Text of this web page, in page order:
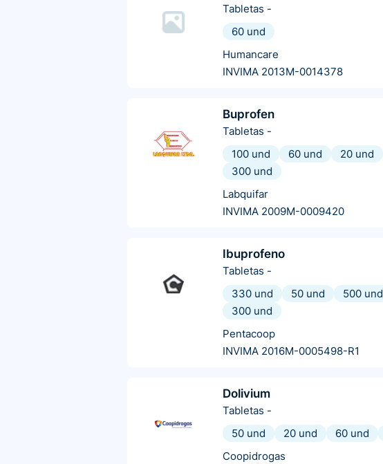
Tabletas -
60 und
Humancare
INVIMA 2013M-0014378
Buprofen
Tabletas -
100 und
60 und 20 und
300 und
Labquifar
INVIMA 2009M-0009420
Ibuprofeno
Tabletas -
330 und
50 und 500 und
300 und
Pentacoop
INVIMA 2016M-0005498-R1
Dolivium
Tabletas -
50 und
20 und 60 und
Coopidrogas